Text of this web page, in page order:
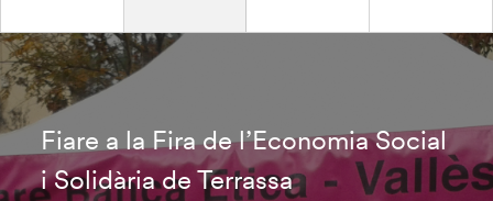
Fiare a la Fira de l’Economia Social
i Solidària de Terrassa